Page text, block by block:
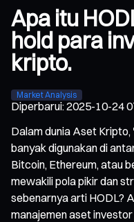
Apa itu
hold para
kripto.
Market Analysis
Diperbarui:2025-10-24
Dalam dunia Aset
banyak digunakan di
Bitcoin, Ethereum, atau
mewakili pola pikir dan
sebenarnya arti HODL?
manajemen aset investor